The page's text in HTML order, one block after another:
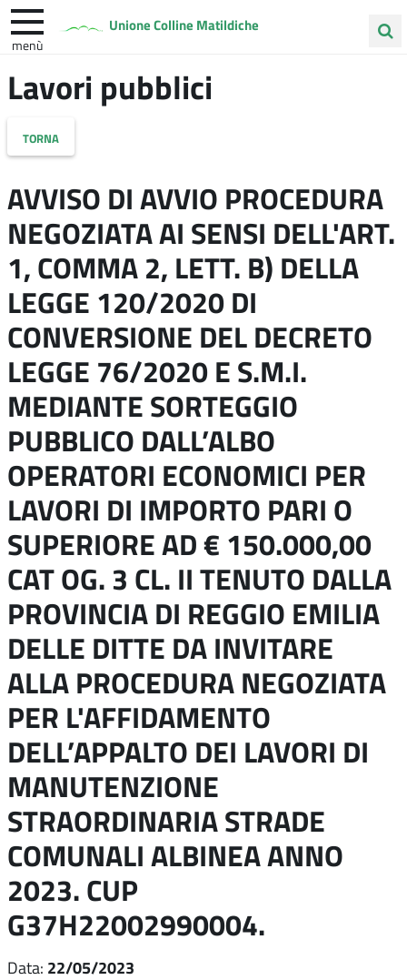
Unione Colline Matildiche
menù
nel
sito
Albinea Quattro Castella
Lavori pubblici
torna
AVVISO DI AVVIO PROCEDURA
NEGOZIATA AI SENSI DELL'ART.
1, COMMA 2, LETT. B) DELLA
LEGGE 120/2020 DI
CONVERSIONE DEL DECRETO
LEGGE 76/2020 E S.M.I.
MEDIANTE SORTEGGIO
PUBBLICO DALL’ALBO
OPERATORI ECONOMICI PER
LAVORI DI IMPORTO PARI O
SUPERIORE AD € 150.000,00
CAT OG. 3 CL. II TENUTO DALLA
PROVINCIA DI REGGIO EMILIA
DELLE DITTE DA INVITARE
ALLA PROCEDURA NEGOZIATA
PER L'AFFIDAMENTO
DELL’APPALTO DEI LAVORI DI
MANUTENZIONE
STRAORDINARIA STRADE
COMUNALI ALBINEA ANNO
2023. CUP
G37H22002990004.
Data: 22/05/2023